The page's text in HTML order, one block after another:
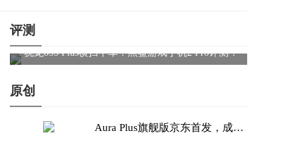
评测
骁龙855 Plus横扫千军！黑鲨游戏手机2 Pro评测：
原创
Aura Plus旗舰版京东首发，成者